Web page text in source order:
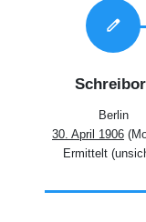
edit
Berlin
30. April 1906
Ermittelt